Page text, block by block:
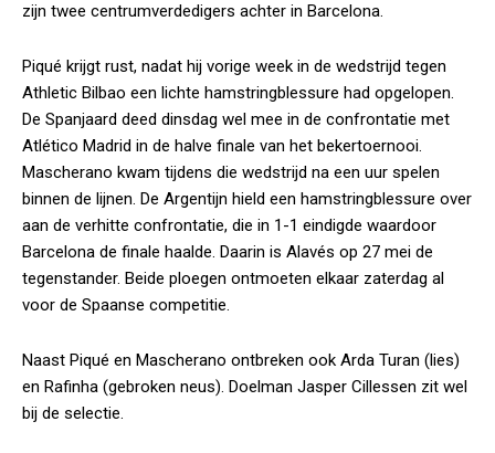
zijn twee centrumverdedigers achter in Barcelona.
Piqué krijgt rust, nadat hij vorige week in de wedstrijd tegen
Athletic Bilbao een lichte hamstringblessure had opgelopen.
De Spanjaard deed dinsdag wel mee in de confrontatie met
Atlético Madrid in de halve finale van het bekertoernooi.
Mascherano kwam tijdens die wedstrijd na een uur spelen
binnen de lijnen. De Argentijn hield een hamstringblessure over
aan de verhitte confrontatie, die in 1-1 eindigde waardoor
Barcelona de finale haalde. Daarin is Alavés op 27 mei de
tegenstander. Beide ploegen ontmoeten elkaar zaterdag al
voor de Spaanse competitie.
Naast Piqué en Mascherano ontbreken ook Arda Turan (lies)
en Rafinha (gebroken neus). Doelman Jasper Cillessen zit wel
bij de selectie.